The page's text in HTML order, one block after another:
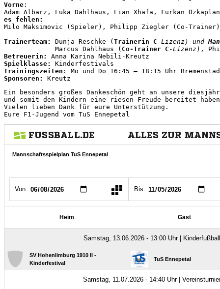
Vorne :
es fehlen:
Trainerteam: Dunja Reschke (Trainerin C -Lizenz) und
             Marcus Dahlhaus (
Co-Trainer C -Lizenz ),
Betreuerin:
Spielklasse:
Trainingszeiten
Sponsoren: Kreutz
Ein besonders großes Dankeschön geht an unsere
und somit den Kindern eine riesen Freude bereitet
Vielen lieben Dank für eure Unterstützung.
Eure F1-Jugend vom TuS Ennepetal